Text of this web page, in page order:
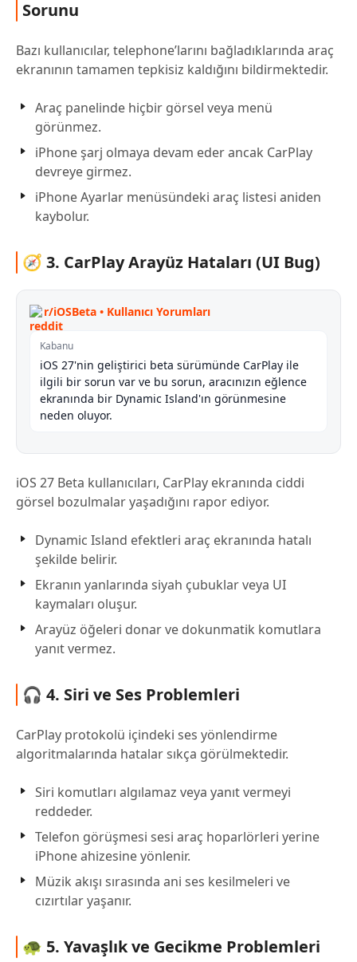
Sorunu
Bazı kullanıcılar, telephone’larını bağladıklarında araç
ekranının tamamen tepkisiz kaldığını bildirmektedir.
Araç panelinde hiçbir görsel veya menü
görünmez.
iPhone şarj olmaya devam eder ancak CarPlay
devreye girmez.
iPhone Ayarlar menüsündeki araç listesi aniden
kaybolur.
🧭 3. CarPlay Arayüz Hataları (UI Bug)
r/iOSBeta • Kullanıcı Yorumları
Kabanu
iOS 27'nin geliştirici beta sürümünde CarPlay ile
ilgili bir sorun var ve bu sorun, aracınızın eğlence
ekranında bir Dynamic Island'ın görünmesine
neden oluyor.
iOS 27 Beta kullanıcıları, CarPlay ekranında ciddi
görsel bozulmalar yaşadığını rapor ediyor.
Dynamic Island efektleri araç ekranında hatalı
şekilde belirir.
Ekranın yanlarında siyah çubuklar veya UI
kaymaları oluşur.
Arayüz öğeleri donar ve dokunmatik komutlara
yanıt vermez.
🎧 4. Siri ve Ses Problemleri
CarPlay protokolü içindeki ses yönlendirme
algoritmalarında hatalar sıkça görülmektedir.
Siri komutları algılamaz veya yanıt vermeyi
reddeder.
Telefon görüşmesi sesi araç hoparlörleri yerine
iPhone ahizesine yönlenir.
Müzik akışı sırasında ani ses kesilmeleri ve
cızırtılar yaşanır.
🐢 5. Yavaşlık ve Gecikme Problemleri